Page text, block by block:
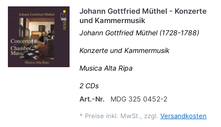
Johann Gottfried Müthel - Konzerte
und Kammermusik
Johann Gottfried Müthel (1728-1788)
Konzerte und Kammermusik
Musica Alta Ripa
2 CDs
Art.-Nr.
MDG 325 0452-2
* Preise inkl. MwSt., zzgl. Versandkosten